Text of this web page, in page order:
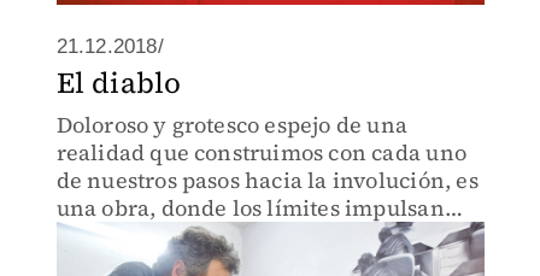
21.12.2018/
El diablo
Doloroso y grotesco espejo de una
realidad que construimos con cada uno
de nuestros pasos hacia la involución, es
una obra, donde los límites impulsan
aún más su creatividad